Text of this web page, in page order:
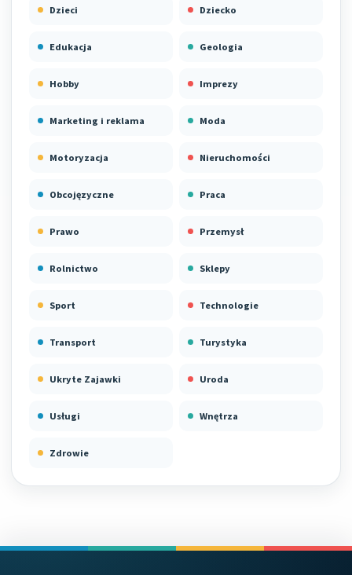
Dzieci Dziecko
Edukacja Geologia
Hobby Imprezy
Marketing i reklama Moda
Motoryzacja Nieruchomości
Obcojęzyczne Praca
Prawo Przemysł
Rolnictwo Sklepy
Sport Technologie
Transport Turystyka
Ukryte Zajawki Uroda
Usługi Wnętrza
Zdrowie